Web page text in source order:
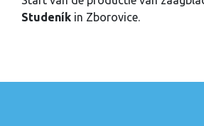
Studeník in Zborovice.